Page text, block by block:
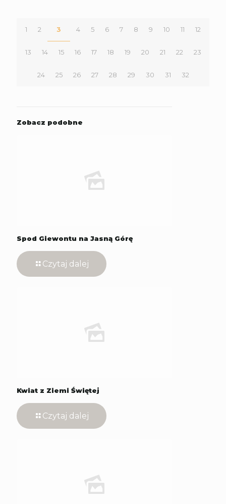
1 2 3 4 5 6 7 8 9 10 11 12
13 14 15 16 17 18 19 20 21 22 23
24 25 26 27 28 29 30 31 32
Zobacz podobne
Spod Giewontu na Jasną Górę
Czytaj dalej
Kwiat z Ziemi Świętej
Czytaj dalej